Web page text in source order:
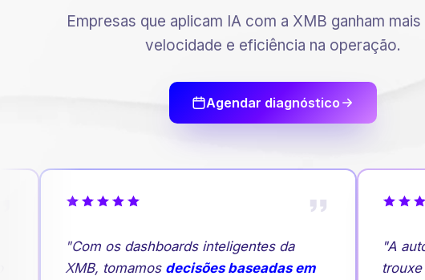
Empresas que aplicam IA com a XMB ganham
velocidade e eficiência na operação.
Agendar diagnóstico
"Com os dashboards inteligentes da
XMB, tomamosdecisões baseadas em
"A
trouxe